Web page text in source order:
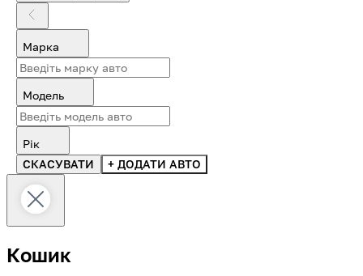
Марка
Модель
Рік
СКАСУВАТИ
+ ДОДАТИ АВТО
Кошик